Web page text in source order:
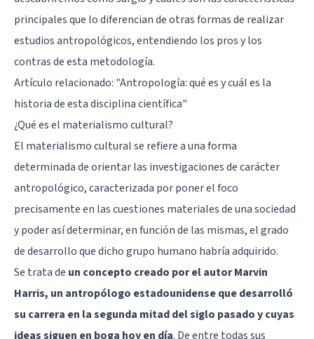
principales que lo diferencian de otras formas de realizar
estudios antropológicos, entendiendo los pros y los
contras de esta metodología.
Artículo relacionado: "Antropología: qué es y cuál es la
historia de esta disciplina científica"
¿Qué es el materialismo cultural?
El materialismo cultural se refiere a una forma
determinada de orientar las investigaciones de carácter
antropológico, caracterizada por poner el foco
precisamente en las cuestiones materiales de una sociedad
y poder así determinar, en función de las mismas, el grado
de desarrollo que dicho grupo humano habría adquirido.
Se trata de un concepto creado por el autor Marvin
Harris, un antropólogo estadounidense que desarrolló
su carrera en la segunda mitad del siglo pasado y cuyas
ideas siguen en boga hoy en día. De entre todas sus